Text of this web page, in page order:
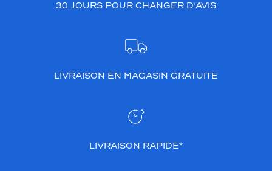
30 JOURS POUR CHANGER D’AVIS
LIVRAISON EN MAGASIN GRATUITE
LIVRAISON RAPIDE*